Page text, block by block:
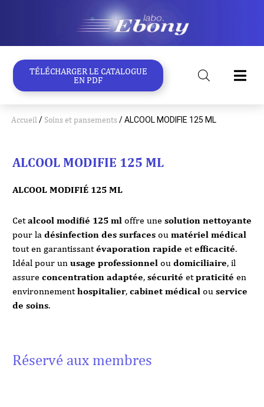
TÉLÉCHARGER LE CATALOGUE
EN PDF
Accueil / Soins et pansements / ALCOOL MODIFIE 125 ML
ALCOOL MODIFIE 125 ML
ALCOOL MODIFIÉ 125 ML
Cetalcool modifié 125 ml offre une solution nettoyante
pour la désinfection des surfaces ou matériel médical
tout en garantissantévaporation rapide etefficacité.
Idéal pour un usage professionnel ou domiciliaire, il
assure concentration adaptée, sécurité etpraticité en
environnementhospitalier, cabinet médical ou service
de soins.
Réservé aux membres